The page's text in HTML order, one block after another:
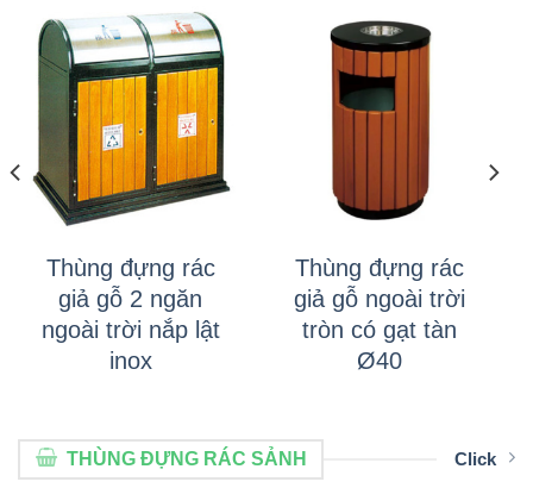
Thùng đựng rác
giả gỗ 2 ngăn
ngoài trời nắp lật
inox
Thùng đựng rác
giả gỗ ngoài trời
tròn có gạt tàn
Ø40
THÙNG ĐỰNG RÁC SẢNH Click